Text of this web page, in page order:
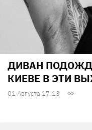
ДИВАН
КИЕВЕ В ЭТИ
01 Августа 17:13